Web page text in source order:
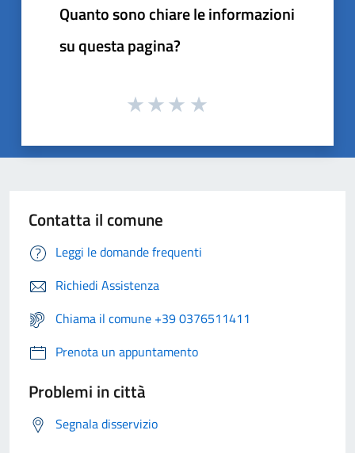
Quanto sono chiare le informazioni
su questa pagina?
Contatta il comune
Leggi le domande frequenti
Richiedi Assistenza
Chiama il comune +39 0376511411
Prenota un appuntamento
Problemi in città
Segnala disservizio